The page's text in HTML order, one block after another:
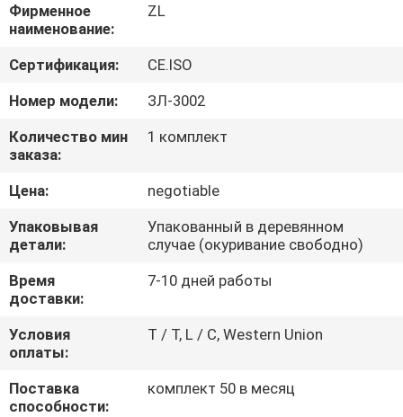
ПУТЕШЕСТВИЕ
ФАБРИКИ
ПРОВЕРКА
КАЧЕСТВА
СВЯЖИТЕСЬ
МЫ
НОВОСТИ
СПРОСИТЕ
ЦИТАТУ
Фирменное
наименование:
ZL
Сертификация:
CE.ISO
Номер модели:
ЗЛ-3002
Количество мин
заказа:
1 комплект
Цена:
negotiable
Упаковывая
детали:
Упакованный в деревянном
случае (окуривание свободно)
Время
доставки:
7-10 дней работы
Условия
оплаты:
T / T, L / C, Western Union
Поставка
способности:
комплект 50 в месяц